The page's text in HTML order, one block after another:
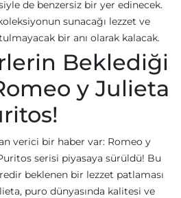
de benzersiz bir yer edinecek.
sunacağı lezzet ve
bir anı olarak kalacak.
Beklediği
y Julieta
verici bir haber var: Romeo y
serisi piyasaya sürüldü! Bu
beklenen bir lezzet patlaması
puro dünyasında kalitesi ve